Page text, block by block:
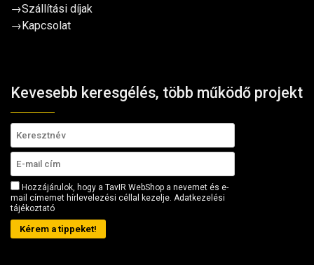
→Szállítási díjak
→ Kapcsolat
Kevesebb keresgélés, több működő projekt
Hozzájárulok, hogy a TavIR WebShop a nevemet és e-
mail címemet hírlevelezési céllal kezelje. Adatkezelési
tájékoztató
Kérem a tippeket!